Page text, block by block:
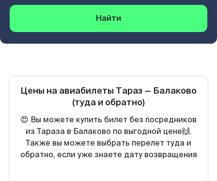
Найти
Цены на авиабилеты Тараз — Балаково
(туда и обратно)
😍 Вы можете купить билет без посредников
из Тараза в Балаково по выгодной цене🙌.
Также вы можете выбрать перелет туда и
обратно, если уже знаете дату возвращения